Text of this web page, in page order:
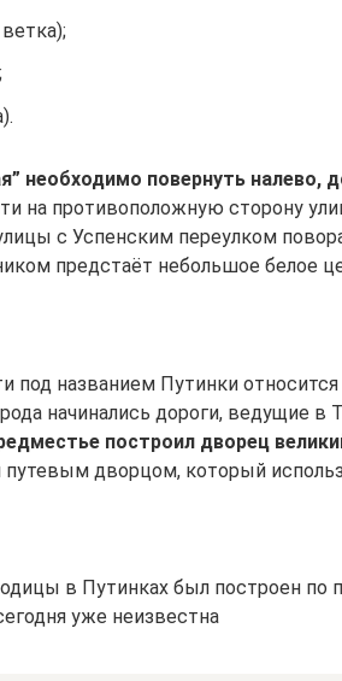
необходимо повернуть налево,
на противоположную сторону
с Успенским переулком
предстаёт небольшое белое
под названием Путинки относится
начинались дороги, ведущие в
построил дворец
путевым дворцом, который
в Путинках был построен по
уже неизвестна